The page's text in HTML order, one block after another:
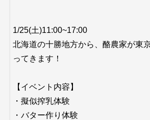
1/25(土)11:00~17:00
北海道の十勝地方から、酪農家が東
ってきます！
【イベント内容】
・擬似搾乳体験
・バター作り体験